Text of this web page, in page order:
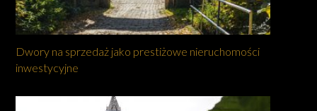
Dwory na sprzedaż jako prestiżowe nieruchomości
inwestycyjne